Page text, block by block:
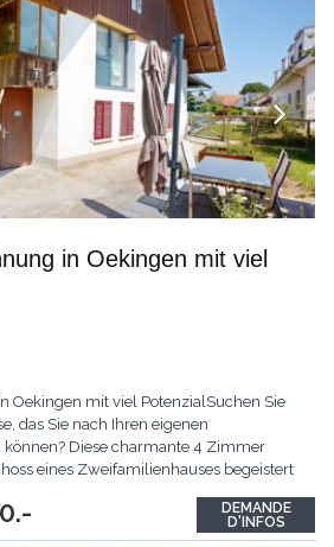
in Oekingen mit viel
Oekingen mit viel PotenzialSuchen Sie
das Sie nach Ihren eigenen
Diese charmante 4 Zimmer
eines Zweifamilienhauses begeistert
zu werden. Die Top-Argumente für
ruhige Lage: Geniessen Sie die
DEMANDE
D'INFOS